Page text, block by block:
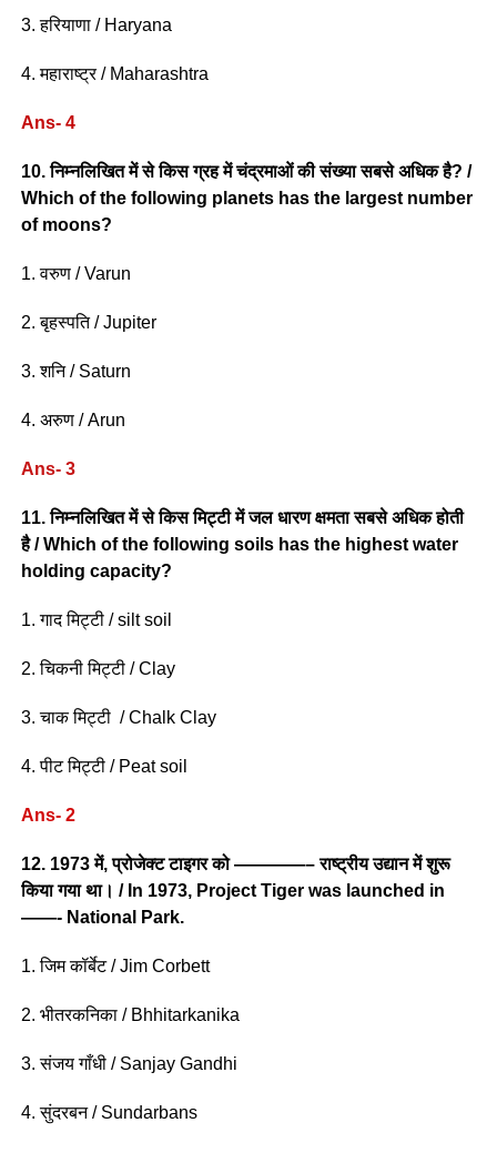
3. हरियाणा / Haryana
4. महाराष्ट्र / Maharashtra
Ans- 4
10. निम्नलिखित में से किस ग्रह में चंद्रमाओं की संख्या सबसे अधिक है? /
Which of the following planets has the largest number
of moons?
1. वरुण / Varun
2. बृहस्पति / Jupiter
3. शनि / Saturn
4. अरुण / Arun
Ans- 3
11. निम्नलिखित में से किस मिट्टी में जल धारण क्षमता सबसे अधिक होती
है / Which of the following soils has the highest water
holding capacity?
1. गाद मिट्टी / silt soil
2. चिकनी मिट्टी / Clay
3. चाक मिट्टी / Chalk Clay
4. पीट मिट्टी / Peat soil
Ans- 2
12. 1973 में, प्रोजेक्ट टाइगर को ————– राष्ट्रीय उद्यान में शुरू
किया गया था। / In 1973, Project Tiger was launched in
——- National Park.
1. जिम कॉर्बेट / Jim Corbett
2. भीतरकनिका / Bhhitarkanika
3. संजय गाँधी / Sanjay Gandhi
4. सुंदरबन / Sundarbans